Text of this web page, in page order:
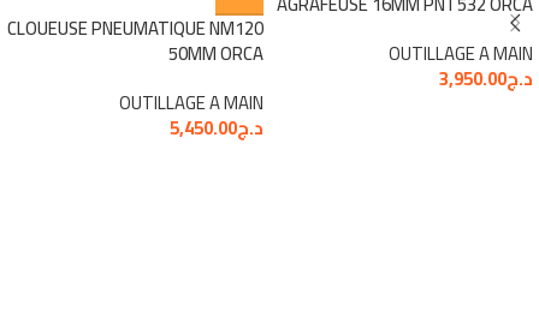
OUTILLAGE A MAIN
د.ج3,950.00
CLOUEUSE PNEUMATIQUE NM120
50MM ORCA
OUTILLAGE A MAIN
د.ج5,450.00